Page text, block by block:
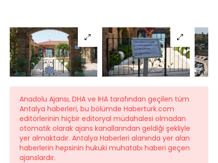
Anadolu Ajansı, DHA ve İHA tarafından geçilen tüm
Antalya haberleri, bu bölümde Haberturk.com
editörlerinin hiçbir editoryal müdahalesi olmadan
otomatik olarak ajans kanallarından geldiği şekliyle
yer almaktadır. Antalya Haberleri alanında yer alan
haberlerin hepsinin hukuki muhatabı haberi geçen
ajanslardır.